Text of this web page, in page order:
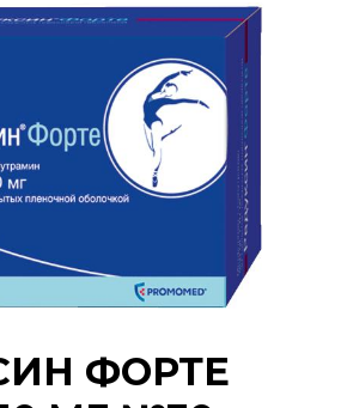
ФОРТЕ